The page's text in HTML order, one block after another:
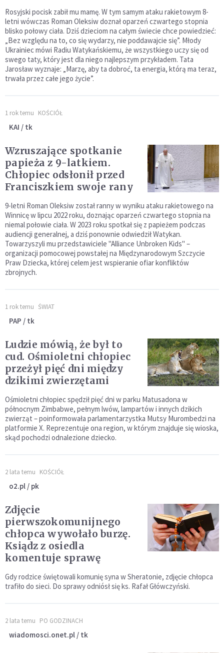
Rosyjski pocisk zabił mu mamę. W tym samym ataku rakietowym 8-
letni wówczas Roman Oleksiw doznał oparzeń czwartego stopnia
blisko połowy ciała. Dziś dzieciom na całym świecie chce powiedzieć:
„Bez względu na to, co się wydarzy, nie poddawajcie się”. Młody
Ukrainiec mówi Radiu Watykańskiemu, że wszystkiego uczy się od
swego taty, który jest dla niego najlepszym przykładem. Tata
Jarosław wyznaje: „Marzę, aby ta dobroć, ta energia, którą ma teraz,
trwała przez całe jego życie”.
1 rok temu KOŚCIÓŁ
KAI / tk
Wzruszające spotkanie
papieża z 9-latkiem.
Chłopiec odsłonił przed
Franciszkiem swoje rany
9-letni Roman Oleksiw został ranny w wyniku ataku rakietowego na
Winnicę w lipcu 2022 roku, doznając oparzeń czwartego stopnia na
niemal połowie ciała. W 2023 roku spotkał się z papieżem podczas
audiencji generalnej, a dziś ponownie odwiedził Watykan.
Towarzyszyli mu przedstawiciele "Alliance Unbroken Kids" –
organizacji pomocowej powstałej na Międzynarodowym Szczycie
Praw Dziecka, której celem jest wspieranie ofiar konfliktów
zbrojnych.
1 rok temu ŚWIAT
PAP / tk
Ludzie mówią, że był to
cud. Ośmioletni chłopiec
przeżył pięć dni między
dzikimi zwierzętami
Ośmioletni chłopiec spędził pięć dni w parku Matusadona w
północnym Zimbabwe, pełnym lwów, lampartów i innych dzikich
zwierząt – poinformowała parlamentarzystka Mutsy Murombedzi na
platformie X. Reprezentuje ona region, w którym znajduje się wioska,
skąd pochodzi odnalezione dziecko.
2 lata temu KOŚCIÓŁ
o2.pl / pk
Zdjęcie
pierwszokomunijnego
chłopca wywołało burzę.
Ksiądz z osiedla
komentuje sprawę
Gdy rodzice świętowali komunię syna w Sheratonie, zdjęcie chłopca
trafiło do sieci. Do sprawy odniósł się ks. Rafał Główczyński.
2 lata temu PO GODZINACH
wiadomosci.onet.pl / tk